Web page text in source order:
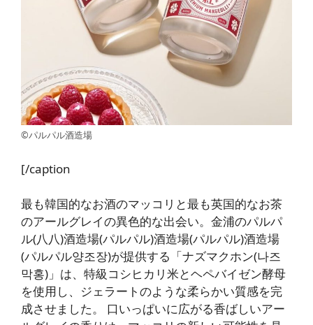
©パルパル酒造場
[/caption
最も韓国的なお酒のマッコリと最も英国的なお茶
のアールグレイの異色的な出会い。金浦のパルパ
ル(八八)酒造場(パルパル)酒造場(パルパル)酒造場
(パルパル양조장)が提供する「ナズマクホン(나즈
막홍)」は、特級コシヒカリ米とヘペバイゼン酵母
を使用し、ジェラートのような柔らかい質感を完
成させました。 口いっぱいに広がる香ばしいアー